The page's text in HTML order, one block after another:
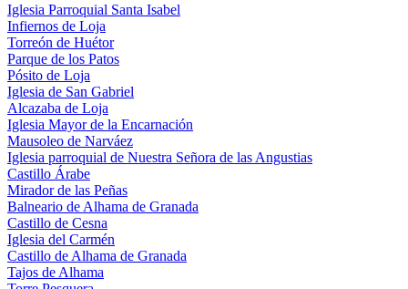
Iglesia Parroquial Santa Isabel
Infiernos de Loja
Torreón de Huétor
Parque de los Patos
Pósito de Loja
Iglesia de San Gabriel
Alcazaba de Loja
Iglesia Mayor de la Encarnación
Mausoleo de Narváez
Iglesia parroquial de Nuestra Señora de las Angustias
Castillo Árabe
Mirador de las Peñas
Balneario de Alhama de Granada
Castillo de Cesna
Iglesia del Carmén
Castillo de Alhama de Granada
Tajos de Alhama